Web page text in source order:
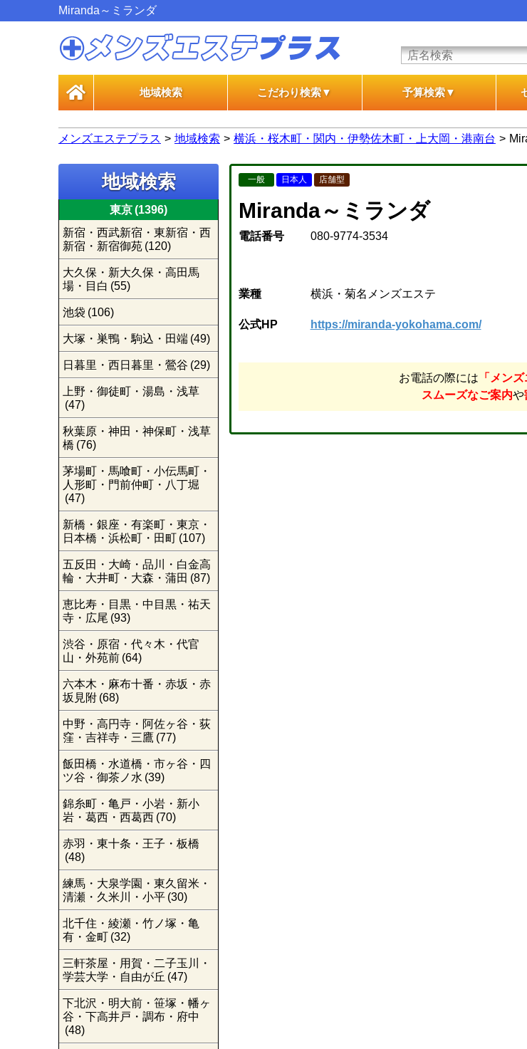
Miranda～ミランダ
地域検索 こだわり検索▼
一般エステ
風俗エステ
予算検索▼
一般エステ
風俗エステ
メンズエステプラス
地域検索 横浜・桜木町・関内・伊勢佐木町・上大岡・港南台
地域検索
東京(1396)
新宿・西武新宿・東新宿・西
新宿・新宿御苑 (120)
大久保・新大久保・高田馬
場・目白 (55)
池袋 (106)
大塚・巣鴨・駒込・田端 (49)
日暮里・西日暮里・鶯谷 (29)
上野・御徒町・湯島・浅草
(47)
秋葉原・神田・神保町・浅草
橋 (76)
茅場町・馬喰町・小伝馬町・
人形町・門前仲町・八丁堀
(47)
新橋・銀座・有楽町・東京・
日本橋・浜松町・田町 (107)
五反田・大崎・品川・白金高
輪・大井町・大森・蒲田 (87)
恵比寿・目黒・中目黒・祐天
寺・広尾 (93)
渋谷・原宿・代々木・代官
山・外苑前 (64)
六本木・麻布十番・赤坂・赤
坂見附 (68)
中野・高円寺・阿佐ヶ谷・荻
窪・吉祥寺・三鷹 (77)
飯田橋・水道橋・市ヶ谷・四
ツ谷・御茶ノ水 (39)
錦糸町・亀戸・小岩・新小
岩・葛西・西葛西 (70)
赤羽・東十条・王子・板橋
(48)
練馬・大泉学園・東久留米・
清瀬・久米川・小平 (30)
北千住・綾瀬・竹ノ塚・亀
有・金町 (32)
三軒茶屋・用賀・二子玉川・
学芸大学・自由が丘 (47)
下北沢・明大前・笹塚・幡ヶ
谷・下高井戸・調布・府中
(48)
一般 日本人 店舗型
Miranda～ミランダ
電話番号 080-9774-3534
業種 横浜・菊名メンズエステ
公式HP https://miranda-yokohama.com/
お電話の際には 「メン
スムーズなご案内や